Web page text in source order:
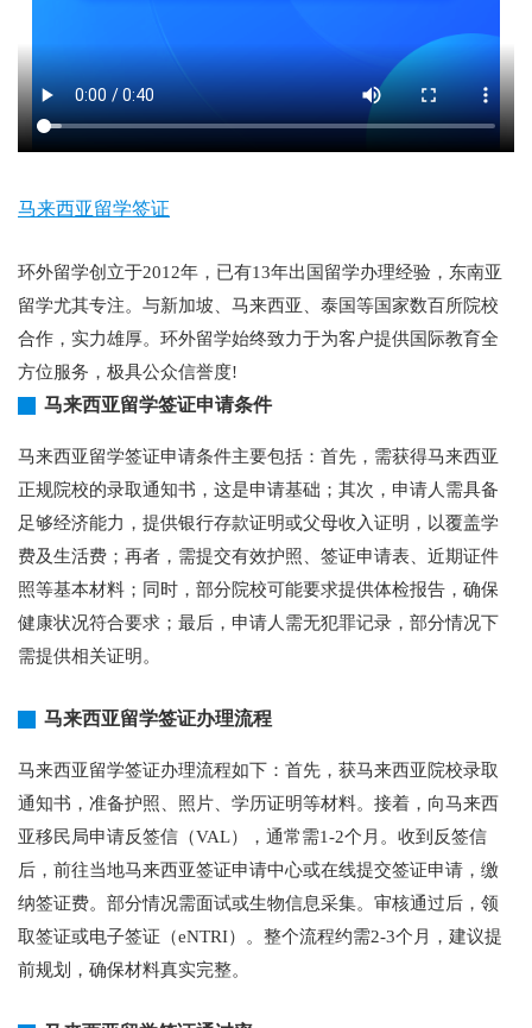
马来西亚留学签证
环外留学创立于2012年，已有13年出国留学办理经验，东南亚
留学尤其专注。与新加坡、马来西亚、泰国等国家数百所院校
合作，实力雄厚。环外留学始终致力于为客户提供国际教育全
方位服务，极具公众信誉度!
马来西亚留学签证申请条件
马来西亚留学签证申请条件主要包括：首先，需获得马来西亚
正规院校的录取通知书，这是申请基础；其次，申请人需具备
足够经济能力，提供银行存款证明或父母收入证明，以覆盖学
费及生活费；再者，需提交有效护照、签证申请表、近期证件
照等基本材料；同时，部分院校可能要求提供体检报告，确保
健康状况符合要求；最后，申请人需无犯罪记录，部分情况下
需提供相关证明。
马来西亚留学签证办理流程
马来西亚留学签证办理流程如下：首先，获马来西亚院校录取
通知书，准备护照、照片、学历证明等材料。接着，向马来西
亚移民局申请反签信（VAL），通常需1-2个月。收到反签信
后，前往当地马来西亚签证申请中心或在线提交签证申请，缴
纳签证费。部分情况需面试或生物信息采集。审核通过后，领
取签证或电子签证（eNTRI）。整个流程约需2-3个月，建议提
前规划，确保材料真实完整。